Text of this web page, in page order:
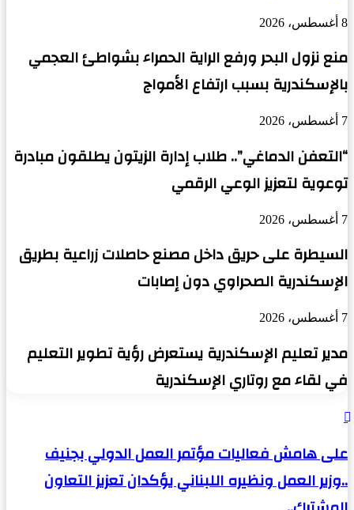
8 أغسطس، 2026
منع نزول البحر ورفع الراية الحمراء بشواطئ العجمي
بالإسكندرية بسبب ارتفاع الأمواج
7 أغسطس، 2026
“التعفن الدماغي”.. طلاب إدارة الزيتون يطلقون مبادرة
توعوية لتعزيز الوعي الرقمي
7 أغسطس، 2026
السيطرة على حريق داخل مصنع حاصلات زراعية بطريق
الإسكندرية الصحراوي دون إصابات
7 أغسطس، 2026
مدير تعليم الإسكندرية يستعرض رؤية تطوير التعليم
في لقاء مع روتاري الإسكندرية
فعاليات
مؤتمر
العمل
الدولي
بجنيف
على هامش فعاليات مؤتمر العمل الدولي بجنيف
..وزير العمل ونظيره اللبناني يؤكدان تعزيز التعاون